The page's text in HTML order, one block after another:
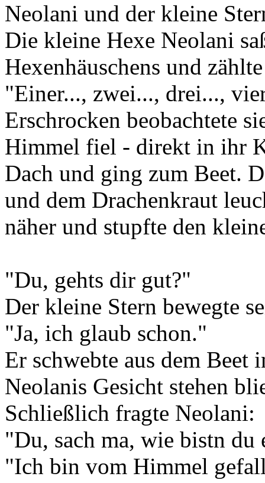
Neolani und der kleine
Die kleine Hexe Neolani
Hexenhäuschens und
"Einer..., zwei..., drei...,
Erschrocken beobachtete
Himmel fiel - direkt in ihr
Dach und ging zum Beet.
und dem Drachenkraut
näher und stupfte den
"Du, gehts dir gut?"
Der kleine Stern bewegte
"Ja, ich glaub schon."
Er schwebte aus dem
Neolanis Gesicht stehen
Schließlich fragte Neolani:
"Du, sach ma, wie bistn
"Ich bin vom Himmel